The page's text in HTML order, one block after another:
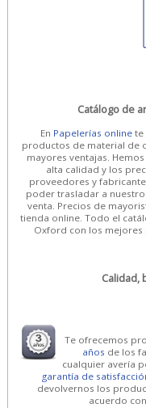
Catálogo de
En Papelerías online te
productos de material de
mayores ventajas.
alta calidad y los
proveedores y
poder trasladar a
venta. Precios de
tienda online. Todo el
Oxford con los mejores
Calidad,
Te ofrecemos
años de los
cualquier avería
garantía de
devolvernos los
acuerdo